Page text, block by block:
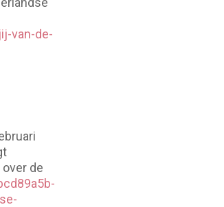
van-de-
de